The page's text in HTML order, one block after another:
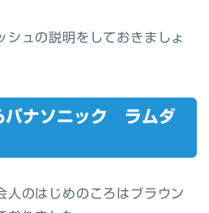
シュの説明をしておきましょ
パナソニック ラムダ
人のはじめのころはブラウン